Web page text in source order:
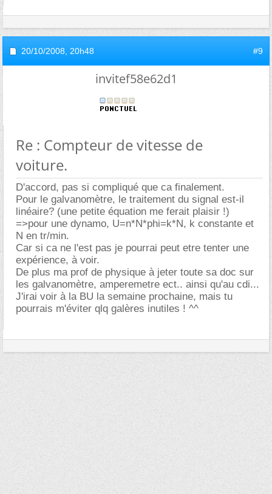
20/10/2008, 20h48 #9
invitef58e62d1
Re : Compteur de vitesse de
voiture.
D'accord, pas si compliqué que ca finalement.
Pour le galvanomètre, le traitement du signal est-il
linéaire? (une petite équation me ferait plaisir !)
=>pour une dynamo, U=n*N*phi=k*N, k constante et
N en tr/min.
Car si ca ne l'est pas je pourrai peut etre tenter une
expérience, à voir.
De plus ma prof de physique à jeter toute sa doc sur
les galvanomètre, amperemetre ect.. ainsi qu'au cdi...
J'irai voir à la BU la semaine prochaine, mais tu
pourrais m'éviter qlq galères inutiles ! ^^